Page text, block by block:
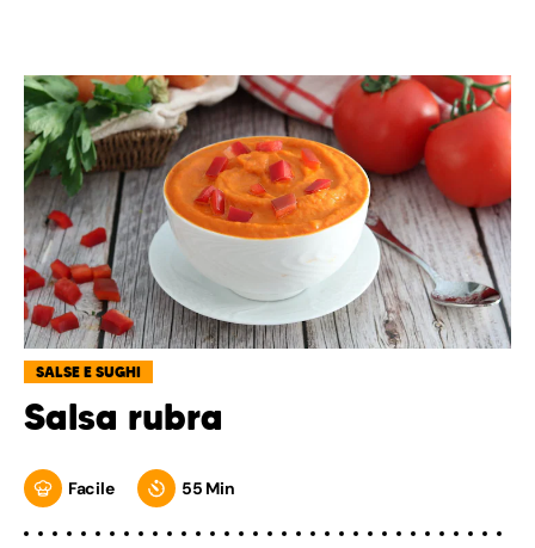
SALSE E SUGHI
Salsa rubra
Facile 55 Min